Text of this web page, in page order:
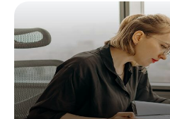
encore opaque à beaucoup […]